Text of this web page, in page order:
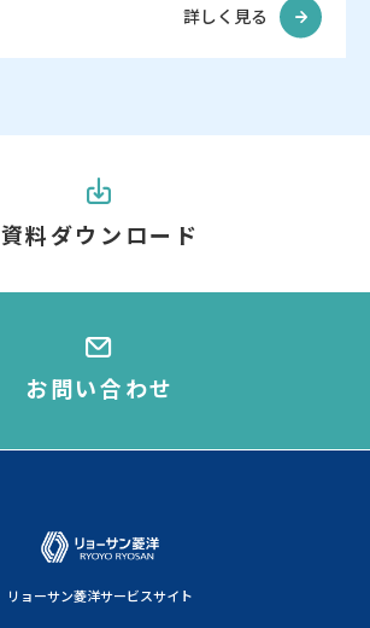
詳しく見る
資料ダウンロード
お問い合わせ
リョーサン菱洋サービスサイト